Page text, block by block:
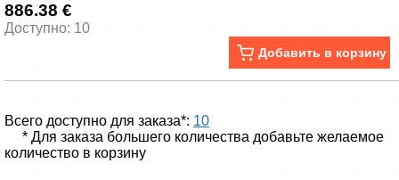
886.38 €
Доступно: 10
Добавить в корзину
Всего доступно для заказа*: 10
* Для заказа большего количества добавьте желаемое
количество в корзину